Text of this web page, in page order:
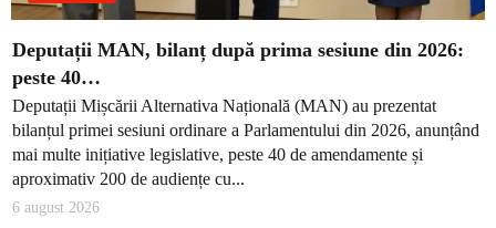
Deputații MAN, bilanț după prima sesiune din 2026:
peste 40…
Deputații Mișcării Alternativa Națională (MAN) au prezentat
bilanțul primei sesiuni ordinare a Parlamentului din 2026, anunțând
mai multe inițiative legislative, peste 40 de amendamente și
aproximativ 200 de audiențe cu...
6 august 2026